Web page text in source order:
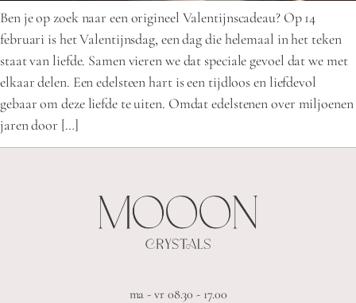
Ben je op zoek naar een origineel Valentijnscadeau? Op 14
februari is het Valentijnsdag, een dag die helemaal in het teken
staat van liefde. Samen vieren we dat speciale gevoel dat we met
elkaar delen. Een edelsteen hart is een tijdloos en liefdevol
gebaar om deze liefde te uiten. Omdat edelstenen over miljoenen
jaren door […]
ma - vr 08.30 - 17.00